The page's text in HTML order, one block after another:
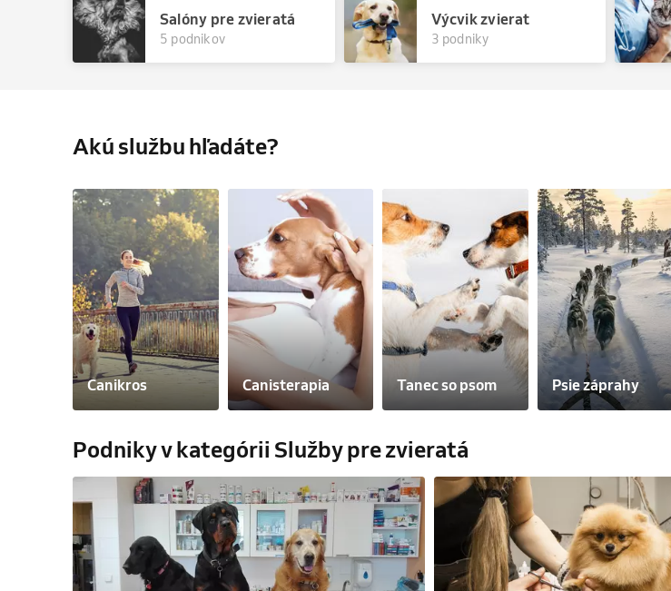
Salóny pre zvieratá
5 podnikov
Výcvik zvierat
3 podniky
Akú službu hľadáte?
Canikros Canisterapia Tanec so psom Psie záprahy
Podniky v kategórii Služby pre zvieratá